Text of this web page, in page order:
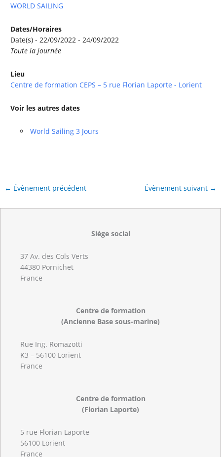
WORLD SAILING
Dates/Horaires
Date(s) - 22/09/2022 - 24/09/2022
Toute la journée
Lieu
Centre de formation CEPS – 5 rue Florian Laporte - Lorient
Voir les autres dates
World Sailing 3 Jours
← Évènement précédent Évènement suivant →
Siège social
37 Av. des Cols Verts
44380 Pornichet
France
Centre de formation
(Ancienne Base sous-marine)
Rue Ing. Romazotti
K3 – 56100 Lorient
France
Centre de formation
(Florian Laporte)
5 rue Florian Laporte
56100 Lorient
France